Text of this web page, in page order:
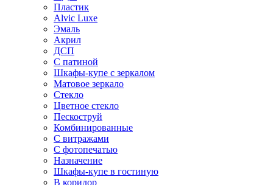
Пластик
Alvic Luxe
Эмаль
Акрил
ДСП
С патиной
Шкафы-купе с зеркалом
Матовое зеркало
Стекло
Цветное стекло
Пескоструй
Комбинированные
С витражами
С фотопечатью
Назначение
Шкафы-купе в гостиную
В коридор